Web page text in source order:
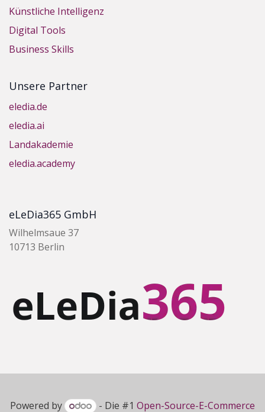
Künstliche Intelligenz
Digital Tools
Business Skills
Unsere Partner
eledia.de
eledia.ai
Landakademie
eledia.academy
eLeDia365 GmbH
Wilhelmsaue 37
10713 Berlin
Powered by - Die #1Open-Source-E-Commerce